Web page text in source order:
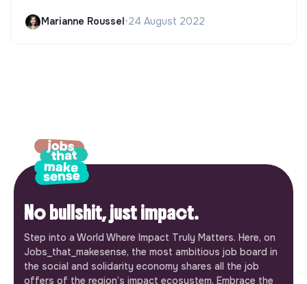
Marianne Roussel•24 August 2022
No bullshit, just impact.
Step into a World Where Impact Truly Matters. Here, on
Jobs_that_makesense, the most ambitious job board in
the social and solidarity economy shares all the job
offers of the region’s impact ecosystem. Embrace the